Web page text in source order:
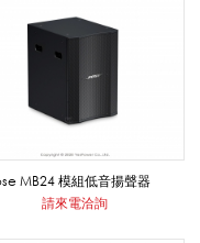
MB24 模組低音揚聲器
請來電洽詢